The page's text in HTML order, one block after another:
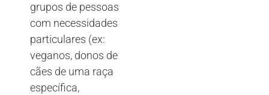
grupos de pessoas
com necessidades
particulares (ex:
veganos, donos de
cães de uma raça
específica,